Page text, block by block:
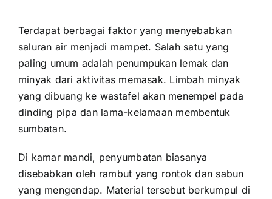
Terdapat berbagai faktor yang menyebabkan
saluran air menjadi mampet. Salah satu yang
paling umum adalah penumpukan lemak dan
minyak dari aktivitas memasak. Limbah minyak
yang dibuang ke wastafel akan menempel pada
dinding pipa dan lama-kelamaan membentuk
sumbatan.
Di kamar mandi, penyumbatan biasanya
disebabkan oleh rambut yang rontok dan sabun
yang mengendap. Material tersebut berkumpul di